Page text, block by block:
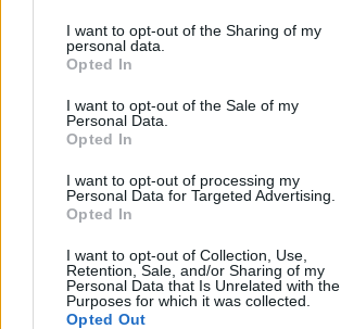
I want to opt-out of the Sharing of my
personal data.
Opted In
I want to opt-out of the Sale of my
Personal Data.
Opted In
I want to opt-out of processing my
Personal Data for Targeted Advertising.
Opted In
I want to opt-out of Collection, Use,
Retention, Sale, and/or Sharing of my
Personal Data that Is Unrelated with the
Purposes for which it was collected.
Opted Out